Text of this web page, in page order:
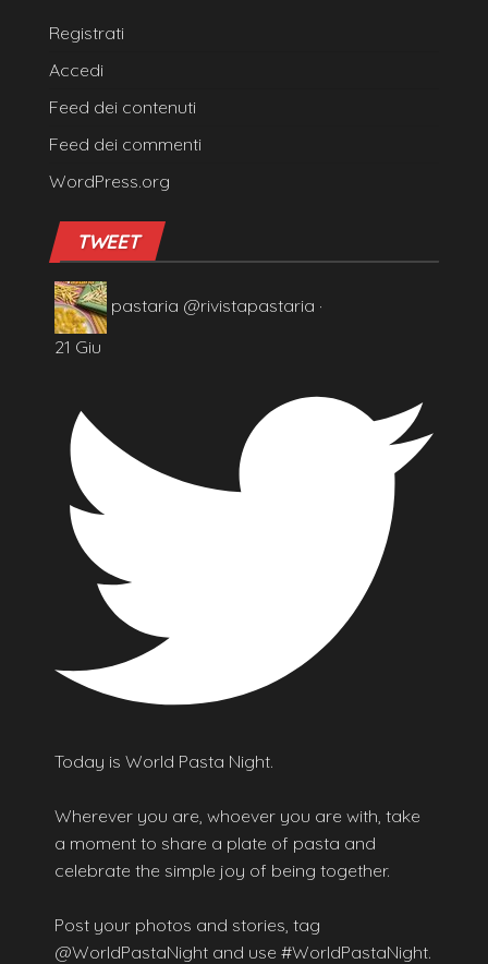
Registrati
Accedi
Feed dei contenuti
Feed dei commenti
WordPress.org
TWEET
pastaria @rivistapastaria ·
21 Giu
Today is World Pasta Night.
Wherever you are, whoever you are with, take
a moment to share a plate of pasta and
celebrate the simple joy of being together.
Post your photos and stories, tag
@WorldPastaNight and use #WorldPastaNight.